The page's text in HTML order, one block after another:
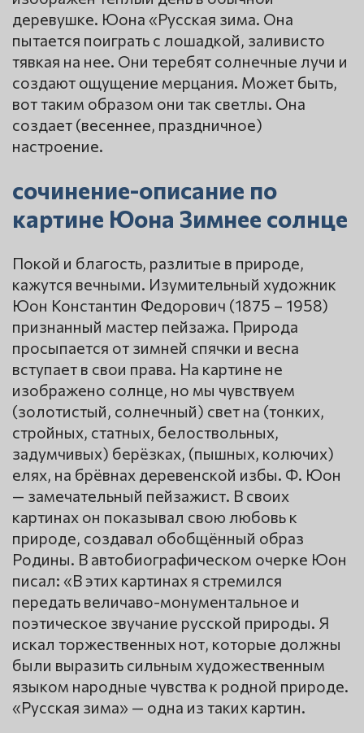
деревушке. Юона «Русская зима. Она
пытается поиграть с лошадкой, заливисто
тявкая на нее. Они теребят солнечные лучи и
создают ощущение мерцания. Может быть,
вот таким образом они так светлы. Она
создает (весеннее, праздничное)
настроение.
сочинение-описание по
картине Юона Зимнее солнце
Покой и благость, разлитые в природе,
кажутся вечными. Изумительный художник
Юон Константин Федорович (1875 – 1958)
признанный мастер пейзажа. Природа
просыпается от зимней спячки и весна
вступает в свои права. На картине не
изображено солнце, но мы чувствуем
(золотистый, солнечный) свет на (тонких,
стройных, статных, белоствольных,
задумчивых) берёзках, (пышных, колючих)
елях, на брёвнах деревенской избы. Ф. Юон
— замечательный пейзажист. В своих
картинах он показывал свою любовь к
природе, создавал обобщённый образ
Родины. В автобиографическом очерке Юон
писал: «В этих картинах я стремился
передать величаво-монументальное и
поэтическое звучание русской природы. Я
искал торжественных нот, которые должны
были выразить сильным художественным
языком народные чувства к родной природе.
«Русская зима» — одна из таких картин.